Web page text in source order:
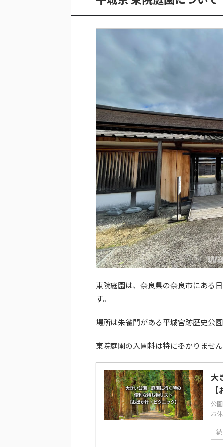
東院庭園は、奈良県の奈良市にある
す。
場所は朱雀門がある平城宮跡歴史公園
東院庭園の入園料は特に掛かりませ
大
公
お